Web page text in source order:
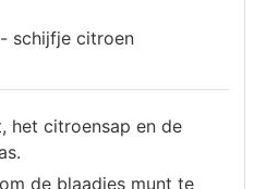
schijfje citroen
het citroensap en de
de blaadjes munt te